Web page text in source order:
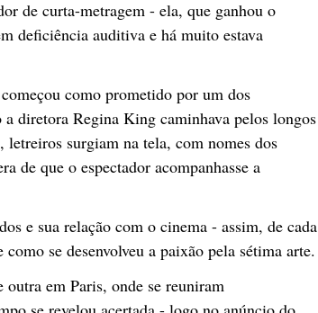
de curta-metragem - ela, que ganhou o
deficiência auditiva e há muito estava
como prometido por um dos
diretora Regina King caminhava pelos longos
surgiam na tela, com nomes dos
de que o espectador acompanhasse a
e sua relação com o cinema - assim, de cada
se desenvolveu a paixão pela sétima arte.
em Paris, onde se reuniram